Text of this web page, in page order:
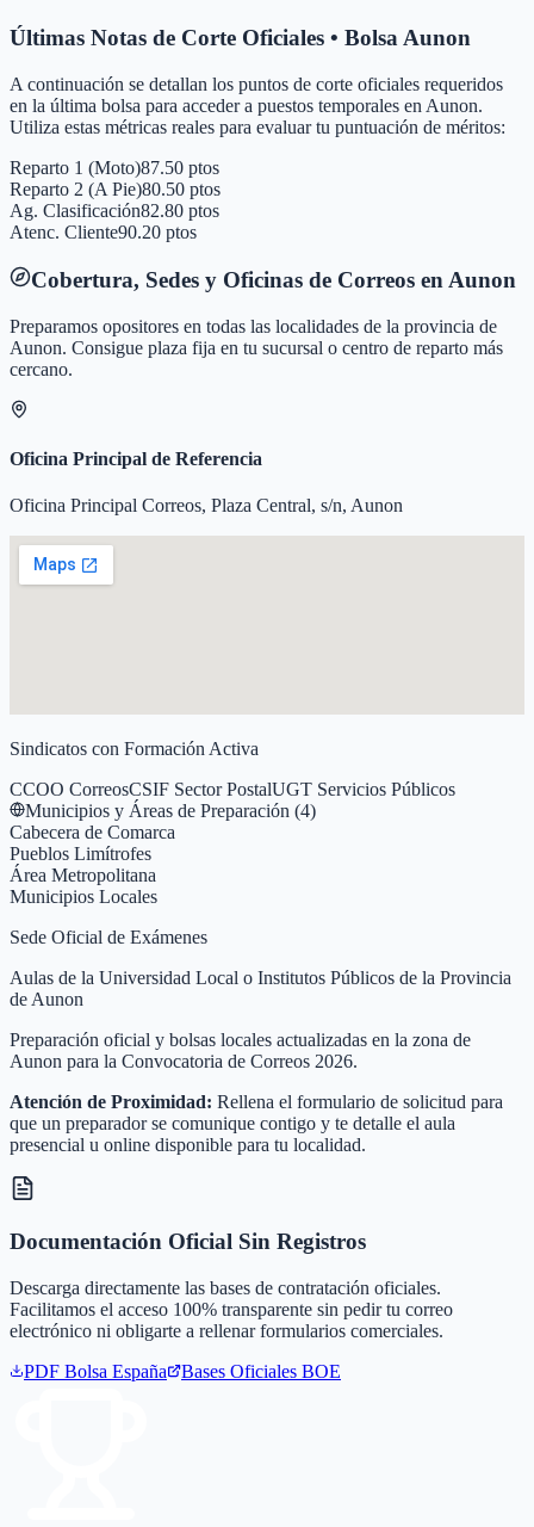
Últimas Notas de Corte Oficiales • BolsaAunon
A continuación se detallan los puntos de corte oficiales requeridos
en la última bolsa para acceder a puestos temporales en Aunon.
Utiliza estas métricas reales para evaluar tu puntuación de méritos:
Reparto 1 (Moto)87.50 ptos
Reparto 2 (A Pie)80.50 ptos
Ag. Clasificación82.80 ptos
Atenc. Cliente90.20 ptos
Cobertura, Sedes y Oficinas de Correos en Aunon
Preparamos opositores en todas las localidades de la provincia de
Aunon. Consigue plaza fija en tu sucursal o centro de reparto más
cercano.
Oficina Principal de Referencia
Oficina Principal Correos, Plaza Central, s/n, Aunon
Sindicatos con Formación Activa
CCOO CorreosCSIF Sector PostalUGT Servicios Públicos
Municipios y Áreas de Preparación (4)
Cabecera de Comarca
Pueblos Limítrofes
Área Metropolitana
Municipios Locales
Sede Oficial de Exámenes
Aulas de la Universidad Local o Institutos Públicos de la Provincia
de Aunon
Preparación oficial y bolsas locales actualizadas en la zona de
Aunon para la Convocatoria de Correos 2026.
Atención de Proximidad: Rellena el formulario de solicitud para
que un preparador se comunique contigo y te detalle el aula
presencial u online disponible para tu localidad.
Documentación Oficial Sin Registros
Descarga directamente las bases de contratación oficiales.
Facilitamos el acceso 100% transparente sin pedir tu correo
electrónico ni obligarte a rellenar formularios comerciales.
PDF Bolsa España Bases Oficiales BOE